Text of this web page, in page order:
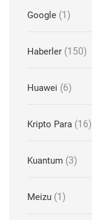
Google (1)
Haberler (150)
Huawei (6)
Kripto Para (16)
Kuantum (3)
Meizu (1)